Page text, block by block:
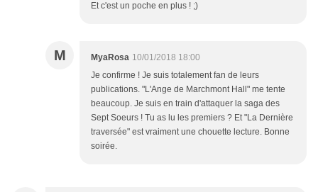
Et c'est un poche en plus ! ;)
M MyaRosa 10/01/2018 18:00
Je confirme ! Je suis totalement fan de leurs
publications. "L'Ange de Marchmont Hall" me tente
beaucoup. Je suis en train d'attaquer la saga des
Sept Soeurs ! Tu as lu les premiers ? Et "La Dernière
traversée" est vraiment une chouette lecture. Bonne
soirée.